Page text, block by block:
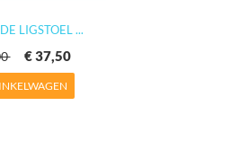
LIGSTOEL ...
€ 37,50